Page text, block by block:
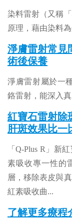
染料雷射（又稱
原理，藉由染料
淨膚雷射常見
術後保養
淨膚雷射屬於一
鉻雷射，能深入
紅寶石雷射除
肝斑效果比一
「Q-Plus R」新
素吸收專一性的
層，移除表皮與
紅素吸收曲...
了解更多療程